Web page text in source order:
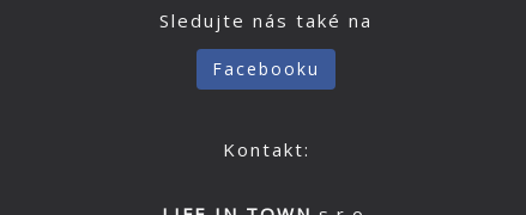
Sledujte nás také na
Facebooku
Kontakt: